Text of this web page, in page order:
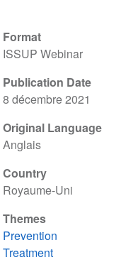
Format
ISSUP Webinar
Publication Date
8 décembre 2021
Original Language
Anglais
Country
Royaume-Uni
Themes
Prevention
Treatment